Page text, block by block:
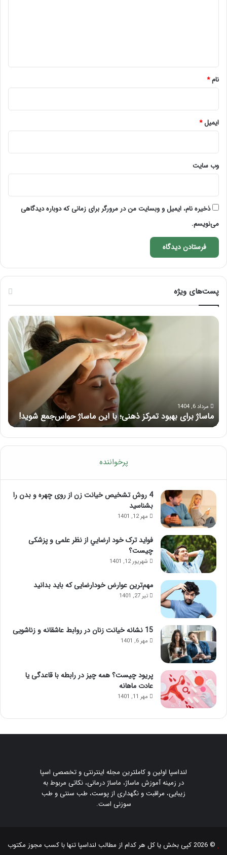
نام*
ایمیل*
وب‌ سایت
ذخیره نام، ایمیل و وبسایت من در مرورگر برای زمانی که دوباره دیدگاهی
می‌نویسم.
پست‌های ویژه
ماساژ
حواس‌جمع
شوید!
مرداد 6, 1404
ماساژ برای بهبود تمرکز ذهنی؛ با این ماساژ حواس‌جمع شوید!
لب
بعد
از
پرخواننده
4 روش تشخیص خیانت زن از روی چهره و بدن را
بشناسید
مهر 12, 1401
فواید ترک خود ارضايي از نظر علمی و پزشکی
چیست؟
شهریور 12, 1401
مهم‌ترین عوارض خودارضایی که باید بدانید
تیر 27, 1401
15 نشانه خیانت زنان در روابط عاشقانه و زناشویی
مهر 6, 1401
پریود چیست؟ همه چیز در رابطه با قاعدگی یا
عادت ماهانه
مهر 11, 1401
لنداسپا اولین و کاملترین مجله اینترنتی و تخصصی اسپا
در زمینه آموزش ماساژ، ماساژ درمانی، نکاتی مربوط به
زیبایی، مراقبت و نگهداری از پوست، طب سنتی و طب
سوزنی است.
© 2026 کپی بخش یا کل هر کدام از مطالب لنداسپاتنها با کسب مجوز مکتوب